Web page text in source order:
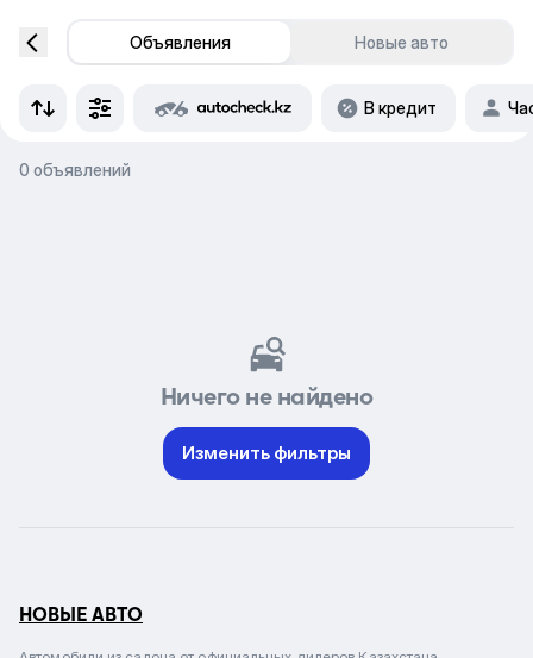
Объявления Новые авто
В кредит
0 объявлений
Ничего не найдено
Изменить фильтры
НОВЫЕ АВТО